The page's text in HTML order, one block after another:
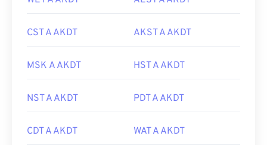
CST A AKDT AKST A AKDT
MSK A AKDT HST A AKDT
NST A AKDT PDT A AKDT
CDT A AKDT WAT A AKDT